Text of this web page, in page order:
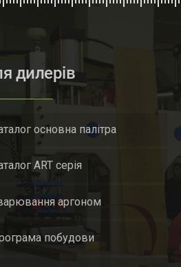
дилерів
основна палітра
ART серія
аргоном
побудови